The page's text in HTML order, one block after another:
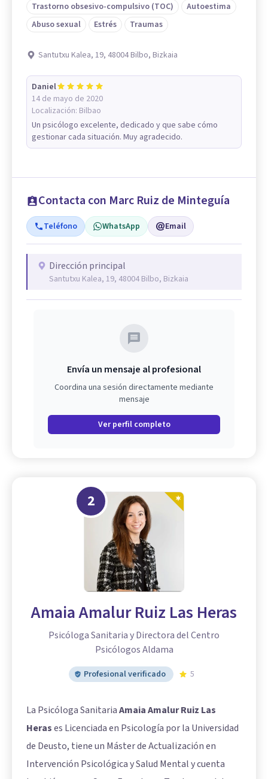
Trastorno obsesivo-compulsivo (TOC)
Autoestima
Abuso sexual
Estrés Traumas
Santutxu Kalea, 19, 48004 Bilbo, Bizkaia
Daniel
14 de mayo de 2020
Localización: Bilbao
Un psicólogo excelente, dedicado y que sabe cómo
gestionar cada situación. Muy agradecido.
Contacta con Marc Ruiz de Minteguía
Teléfono WhatsApp Email
Dirección principal
Santutxu Kalea, 19, 48004 Bilbo, Bizkaia
Envía un mensaje al profesional
Coordina una sesión directamente mediante
mensaje
Ver perfil completo
2
Amaia Amalur Ruiz Las Heras
Psicóloga Sanitaria y Directora del Centro
Psicólogos Aldama
Profesional verificado 5
La Psicóloga SanitariaAmaia Amalur Ruiz Las
Herases Licenciada en Psicología por la Universidad
de Deusto, tiene un Máster de Actualización en
Intervención Psicológica y Salud Mental y cuenta